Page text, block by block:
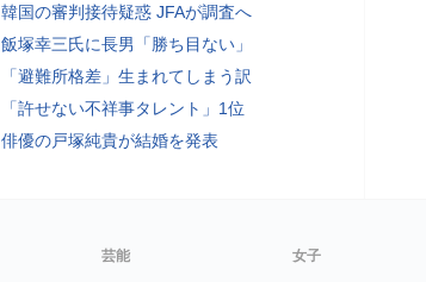
韓国の審判接待疑惑 JFAが調査へ
飯塚幸三氏に長男「勝ち目ない」
「避難所格差」生まれてしまう訳
「許せない不祥事タレント」1位
俳優の戸塚純貴が結婚を発表
芸能 女子